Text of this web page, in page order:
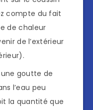
compte du fait
de chaleur
de l’extérieur
goutte de
l’eau peu
la quantité que